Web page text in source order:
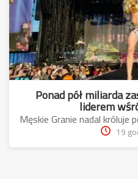
Ponad pół miliarda
liderem
Męskie Granie nadal króluje
19